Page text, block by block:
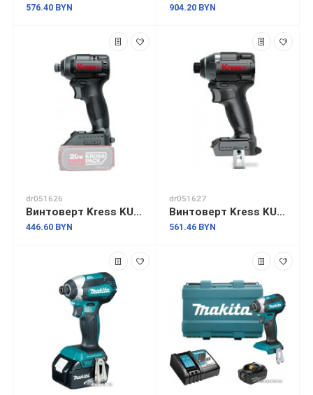
576.40 BYN 904.20 BYN
dr051626
Винтоверт Kress KU280.9 (без АКБ)
446.60 BYN
dr051627
Винтоверт Kress KUB61.9 (с 2-мя АКБ, кейс)
561.46 BYN